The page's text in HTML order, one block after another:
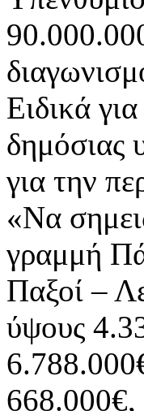
Ειδικά
δημόσιας
για την
«Να
γραμμή
Παξοί –
ύψους
668.000€,